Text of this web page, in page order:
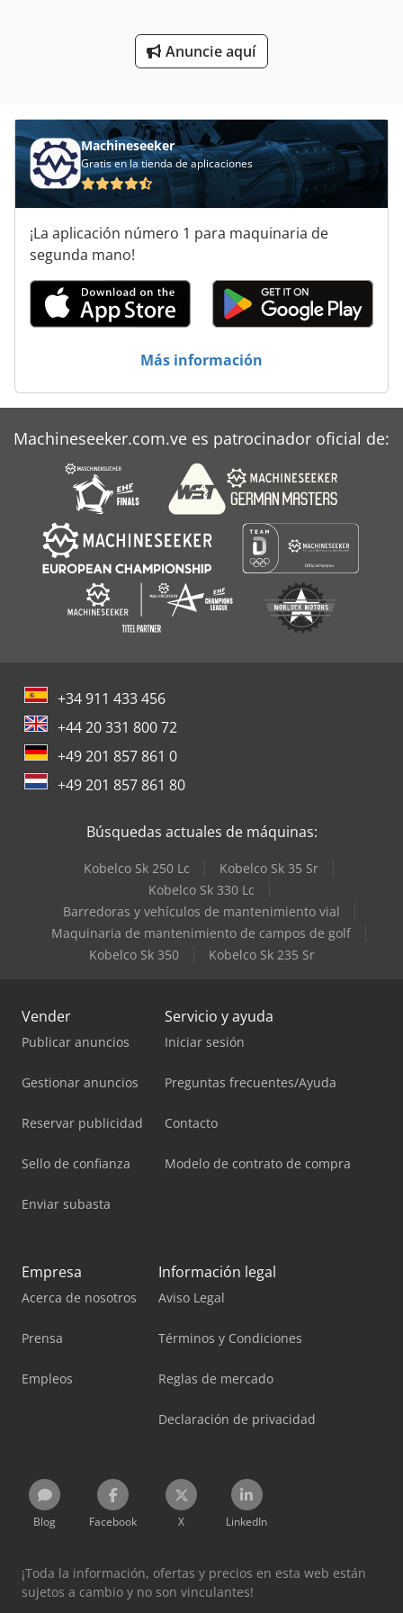
Sistema De Extracción DeAnuncie aquí
Machineseeker
Gratis en la tienda de aplicaciones
¡La aplicación número 1 para maquinaria de
segunda mano!
Más información
Machineseeker.com.ve es patrocinador oficial de:
+34 911 433 456
+44 20 331 800 72
+49 201 857 861 0
+49 201 857 861 80
Búsquedas actuales de máquinas:
Kobelco Sk 250 Lc
Kobelco Sk 35 Sr
Kobelco Sk 330 Lc
Barredoras y vehículos de mantenimiento vial
Maquinaria de mantenimiento de campos de golf
Kobelco Sk 350
Kobelco Sk 235 Sr
Vender
Publicar anuncios
Gestionar anuncios
Reservar publicidad
Sello de confianza
Enviar subasta
Servicio y ayuda
Iniciar sesión
Preguntas frecuentes/Ayuda
Contacto
Modelo de contrato de compra
Empresa
Acerca de nosotros
Prensa
Empleos
Información legal
Aviso Legal
Términos y Condiciones
Reglas de mercado
Declaración de privacidad
Blog Facebook X LinkedIn
¡Toda la información, ofertas y precios en esta web están
sujetos a cambio y no son vinculantes!